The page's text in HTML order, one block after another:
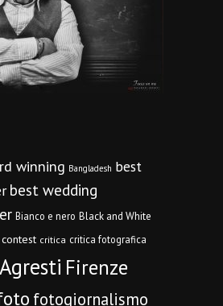
winning Bangladesh best
best wedding
Bianco e nero Black and White
contest critica critica fotografica
Firenze
fotogiornalismo